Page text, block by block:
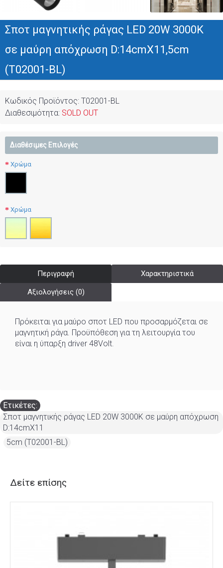
Σποτ μαγνητικής ράγας LED 20W 3000K
σε μαύρη απόχρωση D:14cmX11,5cm
(T02001-BL)
Κωδικός Προϊόντος: T02001-BL
Διαθεσιμότητα: SOLD OUT
Διαθέσιμες Επιλογές
Χρώμα
Χρώμα
Περιγραφή Χαρακτηριστικά
Αξιολογήσεις (0)
Πρόκειται για μαύρο σποτ LED που προσαρμόζεται σε
μαγνητική ράγα. Προϋπόθεση για τη λειτουργία του
είναι η ύπαρξη driver 48Volt.
Ετικέτες:
Σποτ μαγνητικής ράγας LED 20W 3000K σε μαύρη απόχρωση
D:14cmX11
5cm (T02001-BL)
Δείτε επίσης